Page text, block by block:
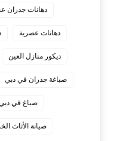
دهانات جدران
دهانات عصرية
ديكور منازل العين
صباغة جدران في دبي
صباغ في
صيانة الأثاث